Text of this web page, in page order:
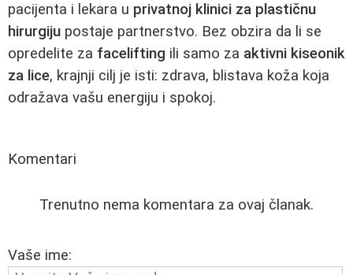
pacijenta i lekara u privatnoj klinici za plastičnu
hirurgiju postaje partnerstvo. Bez obzira da li se
opredelite za facelifting ili samo za aktivni kiseonik
za lice, krajnji cilj je isti: zdrava, blistava koža koja
odražava vašu energiju i spokoj.
Komentari
Trenutno nema komentara za ovaj članak.
Vaše ime: